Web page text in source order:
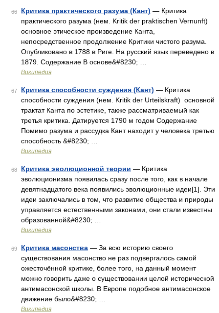
66 Критика практического разума (Кант) — Критика
практического разума (нем. Kritik der praktischen Vernunft)
основное этическое произведение Канта,
непосредственное продолжение Критики чистого разума.
Опубликовано в 1788 в Риге. На русский язык переведено в
1879. Содержание В основе&#8230; …
Википедия
67 Критика способности суждения (Кант) — Критика
способности суждения (нем. Kritik der Urteilskraft) основной
трактат Канта по эстетике, также рассматриваемый как
третья критика. Датируется 1790 м годом Содержание
Помимо разума и рассудка Кант находит у человека третью
способность &#8230; …
Википедия
68 Критика эволюционной теории — Критика
эволюционизма появилась сразу после того, как в начале
девятнадцатого века появились эволюционные идеи[1]. Эти
идеи заключались в том, что развитие общества и природы
управляется естественными законами, они стали известны
образованной&#8230; …
Википедия
69 Критика масонства — За всю историю своего
существования масонство не раз подвергалось самой
ожесточённой критике, более того, на данный момент
можно говорить даже о существовании целой исторической
антимасонской школы. В Европе подобное антимасонское
движение было&#8230; …
Википедия